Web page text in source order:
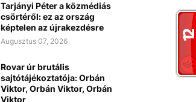
Tarjányi Péter a közmédiás
csörtéről: ez az ország
képtelen az újrakezdésre
Augusztus 07, 2026
Rovar úr brutális
sajtótájékoztatója: Orbán
Viktor, Orbán Viktor, Orbán
Viktor